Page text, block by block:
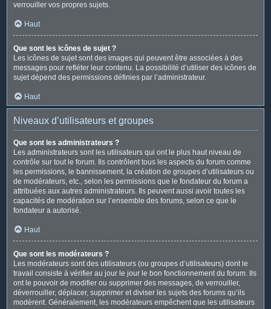
verrouiller vos propres sujets.
Haut
Que sont les icônes de sujet ?
Les icônes de sujet sont des images qui peuvent être associées à des
messages pour refléter leur contenu. La possibilité d’utiliser des icônes de
sujet dépend des permissions définies par l’administrateur.
Haut
Niveaux d’utilisateurs et groupes
Que sont les administrateurs ?
Les administrateurs sont les utilisateurs qui ont le plus haut niveau de
contrôle sur tout le forum. Ils contrôlent tous les aspects du forum comme
les permissions, le bannissement, la création de groupes d’utilisateurs ou
de modérateurs, etc., selon les permissions que le fondateur du forum a
attribuées aux autres administrateurs. Ils peuvent aussi avoir toutes les
capacités de modération sur l’ensemble des forums, selon ce que le
fondateur a autorisé.
Haut
Que sont les modérateurs ?
Les modérateurs sont des utilisateurs (ou groupes d’utilisateurs) dont le
travail consiste à vérifier au jour le jour le bon fonctionnement du forum. Ils
ont le pouvoir de modifier ou supprimer des messages, de verrouiller,
déverrouiller, déplacer, supprimer et diviser les sujets des forums qu’ils
modèrent. Généralement, les modérateurs empêchent que les utilisateurs